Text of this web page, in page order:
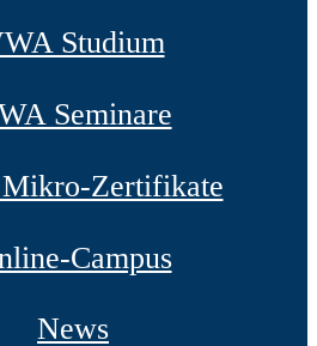
Studium
Seminare
Zertifikate
Campus
News